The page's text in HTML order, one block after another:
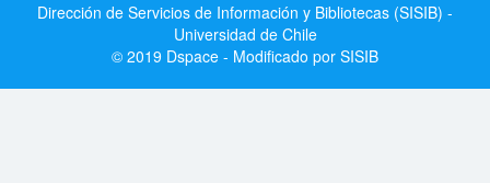
Dirección de Servicios de Información y Bibliotecas (SISIB) -
Universidad de Chile
© 2019 Dspace - Modificado por SISIB